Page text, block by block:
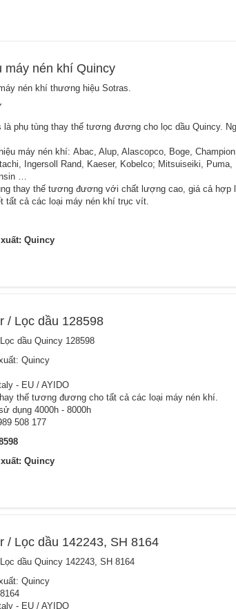
máy nén khí Quincy
nén khí thương hiệu Sotras.
là phụ tùng thay thế tương đương cho lọc dầu Quincy.
máy nén khí: Abac, Alup, Alascopco, Boge,
Ingersoll Rand, Kaeser, Kobelco; Mitsuiseiki, Puma,
…
thay thế tương đương với chất lượng cao, giá cả hợp
tất cả các loại máy nén khí trục vít.
Quincy
/ Lọc dầu 128598
dầu Quincy 128598
Quincy
- EU / AYIDO
thế tương đương cho tất cả các loại máy nén khí.
dụng 4000h - 8000h
508 177
Quincy
/ Lọc dầu 142243, SH 8164
dầu Quincy 142243, SH 8164
Quincy
- EU / AYIDO